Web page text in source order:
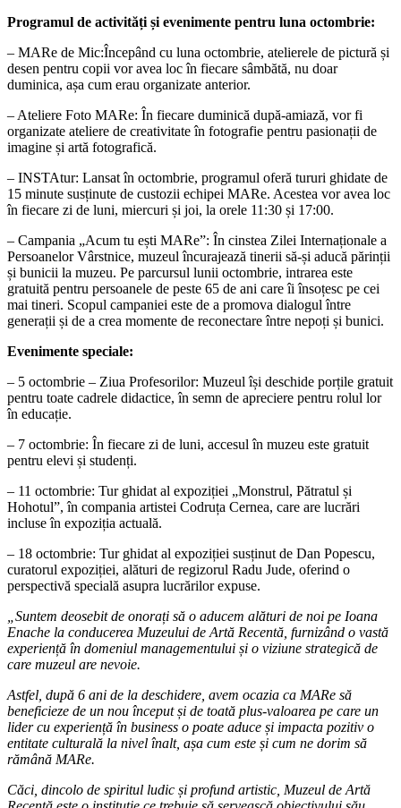
Programul de activități și evenimente pentru luna octombrie:
– MARe de Mic:Începând cu luna octombrie, atelierele de pictură și
desen pentru copii vor avea loc în fiecare sâmbătă, nu doar
duminica, așa cum erau organizate anterior.
– Ateliere Foto MARe: În fiecare duminică după-amiază, vor fi
organizate ateliere de creativitate în fotografie pentru pasionații de
imagine și artă fotografică.
– INSTAtur: Lansat în octombrie, programul oferă tururi ghidate de
15 minute susținute de custozii echipei MARe. Acestea vor avea loc
în fiecare zi de luni, miercuri și joi, la orele 11:30 și 17:00.
– Campania „Acum tu ești MARe”: În cinstea Zilei Internaționale a
Persoanelor Vârstnice, muzeul încurajează tinerii să-și aducă părinții
și bunicii la muzeu. Pe parcursul lunii octombrie, intrarea este
gratuită pentru persoanele de peste 65 de ani care îi însoțesc pe cei
mai tineri. Scopul campaniei este de a promova dialogul între
generații și de a crea momente de reconectare între nepoți și bunici.
Evenimente speciale:
– 5 octombrie – Ziua Profesorilor: Muzeul își deschide porțile gratuit
pentru toate cadrele didactice, în semn de apreciere pentru rolul lor
în educație.
– 7 octombrie: În fiecare zi de luni, accesul în muzeu este gratuit
pentru elevi și studenți.
– 11 octombrie: Tur ghidat al expoziției „Monstrul, Pătratul și
Hohotul”, în compania artistei Codruța Cernea, care are lucrări
incluse în expoziția actuală.
– 18 octombrie: Tur ghidat al expoziției susținut de Dan Popescu,
curatorul expoziției, alături de regizorul Radu Jude, oferind o
perspectivă specială asupra lucrărilor expuse.
„Suntem deosebit de onorați să o aducem alături de noi pe Ioana
Enache la conducerea Muzeului de Artă Recentă, furnizând o vastă
experiență în domeniul managementului și o viziune strategică de
care muzeul are nevoie.
Astfel, după 6 ani de la deschidere, avem ocazia ca MARe să
beneficieze de un nou început și de toată plus-valoarea pe care un
lider cu experiență în business o poate aduce și impacta pozitiv o
entitate culturală la nivel înalt, așa cum este și cum ne dorim să
rămână MARe.
Căci, dincolo de spiritul ludic și profund artistic, Muzeul de Artă